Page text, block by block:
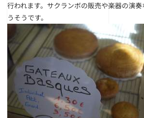
行われます。サクランボの販売や楽器の演
うそうです。